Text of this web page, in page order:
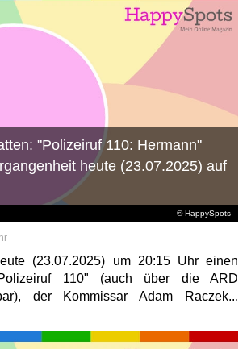
© HappySpots
"Polizeiruf 110: Hermann"
heute (23.07.2025) auf
(23.07.2025) um 20:15 Uhr einen
110" (auch über die ARD
der Kommissar Adam Raczek...